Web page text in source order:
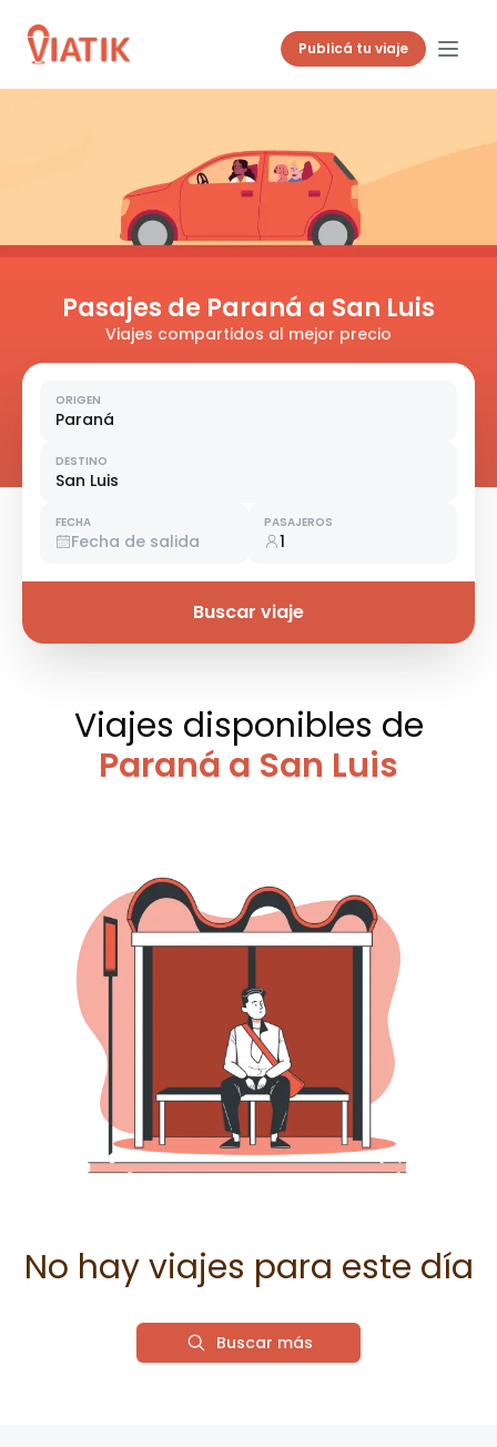
Publicá tu viaje
Pasajes de Paraná a San Luis
Viajes compartidos al mejor precio
ORIGEN
Paraná
DESTINO
San Luis
FECHA
Fecha de salida
PASAJEROS
1
Buscar viaje
Viajes disponibles de
Paraná a San Luis
No hay viajes para este día
Buscar más